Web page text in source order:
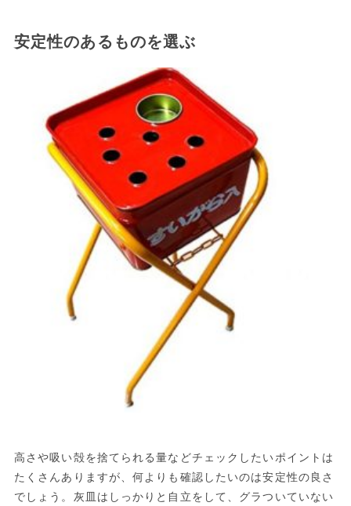
安定性のあるものを選ぶ
高さや吸い殻を捨てられる量などチェックしたいポイントは
たくさんありますが、何よりも確認したいのは安定性の良さ
でしょう。灰皿はしっかりと自立をして、グラついていない